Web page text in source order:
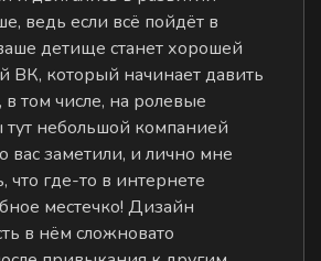
ведь если всё пойдёт в
детище станет хорошей
ВК, который начинает давить
том числе, на ролевые
небольшой компанией
вас заметили, и лично мне
что где-то в интернете
местечко! Дизайн
в нём сложновато